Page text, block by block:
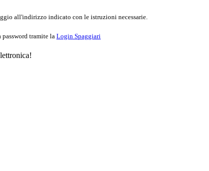
all'indirizzo indicato con le istruzioni necessarie.
tramite la Login Spaggiari